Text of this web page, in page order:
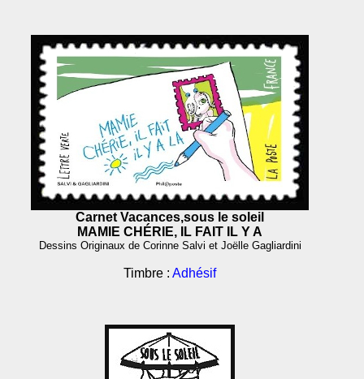
Carnet Vacances,sous le soleil
MAMIE CHÉRIE, IL FAIT IL Y A
Dessins Originaux de Corinne Salvi et Joëlle Gagliardini
Timbre : Adhésif